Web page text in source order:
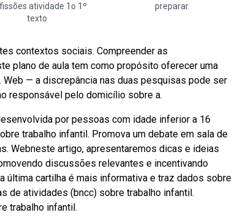
atividade 1o 1º
texto
preparar
contextos sociais. Compreender as
plano de aula tem como propósito oferecer uma
Web — a discrepância nas duas pesquisas pode ser
responsável pelo domicílio sobre a.
por pessoas com idade inferior a 16
trabalho infantil. Promova um debate em sala de
Webneste artigo, apresentaremos dicas e ideias
discussões relevantes e incentivando
última cartilha é mais informativa e traz dados sobre
de atividades (bncc) sobre trabalho infantil.
trabalho infantil.